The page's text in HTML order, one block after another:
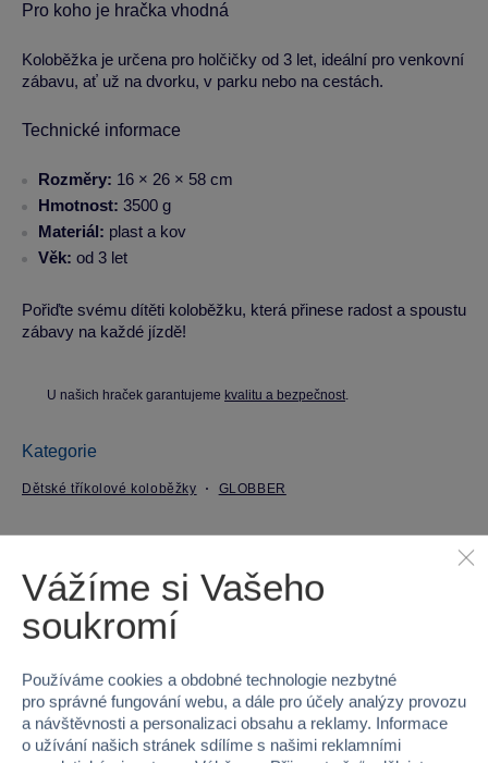
Pro koho je hračka vhodná
Koloběžka je určena pro holčičky od 3 let, ideální pro venkovní
zábavu, ať už na dvorku, v parku nebo na cestách.
Technické informace
Rozměry: 16 × 26 × 58 cm
Hmotnost: 3500 g
Materiál: plast a kov
Věk: od 3 let
Pořiďte svému dítěti koloběžku, která přinese radost a spoustu
zábavy na každé jízdě!
U našich hraček garantujeme kvalitu a bezpečnost.
Kategorie
Dětské tříkolové koloběžky GLOBBER
EAN 4895224409717
Značka GLOBBER
Věk od 3
Vážíme si Vašeho
soukromí
Používáme cookies a obdobné technologie nezbytné
pro správné fungování webu, a dále pro účely analýzy provozu
a návštěvnosti a personalizaci obsahu a reklamy. Informace
o užívání našich stránek sdílíme s našimi reklamními